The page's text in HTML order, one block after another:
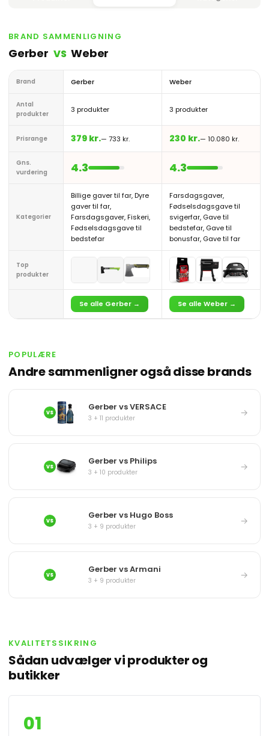
BRAND SAMMENLIGNING
Gerber VS Weber
Brand Gerber Weber
Antal
produkter
3 produkter 3 produkter
Prisrange 379 kr.— 733 kr. 230 kr.— 10.080 kr.
Gns.
vurdering
4.3 4.3
Kategorier
Billige gaver til far, Dyre
gaver til far,
Farsdagsgaver, Fiskeri,
Fødselsdagsgave til
bedstefar
Farsdagsgaver,
Fødselsdagsgave til
svigerfar, Gave til
bedstefar, Gave til
bonusfar, Gave til far
Top
produkter
Se alle Gerber → Se alle Weber →
POPULÆRE
Andre sammenligner også disse brands
VS Gerber vs VERSACE
3 + 11 produkter →
VS Gerber vs Philips
3 + 10 produkter →
VS Gerber vs Hugo Boss
3 + 9 produkter →
VS Gerber vs Armani
3 + 9 produkter →
KVALITETSSIKRING
Sådan udvælger vi produkter og
butikker
01